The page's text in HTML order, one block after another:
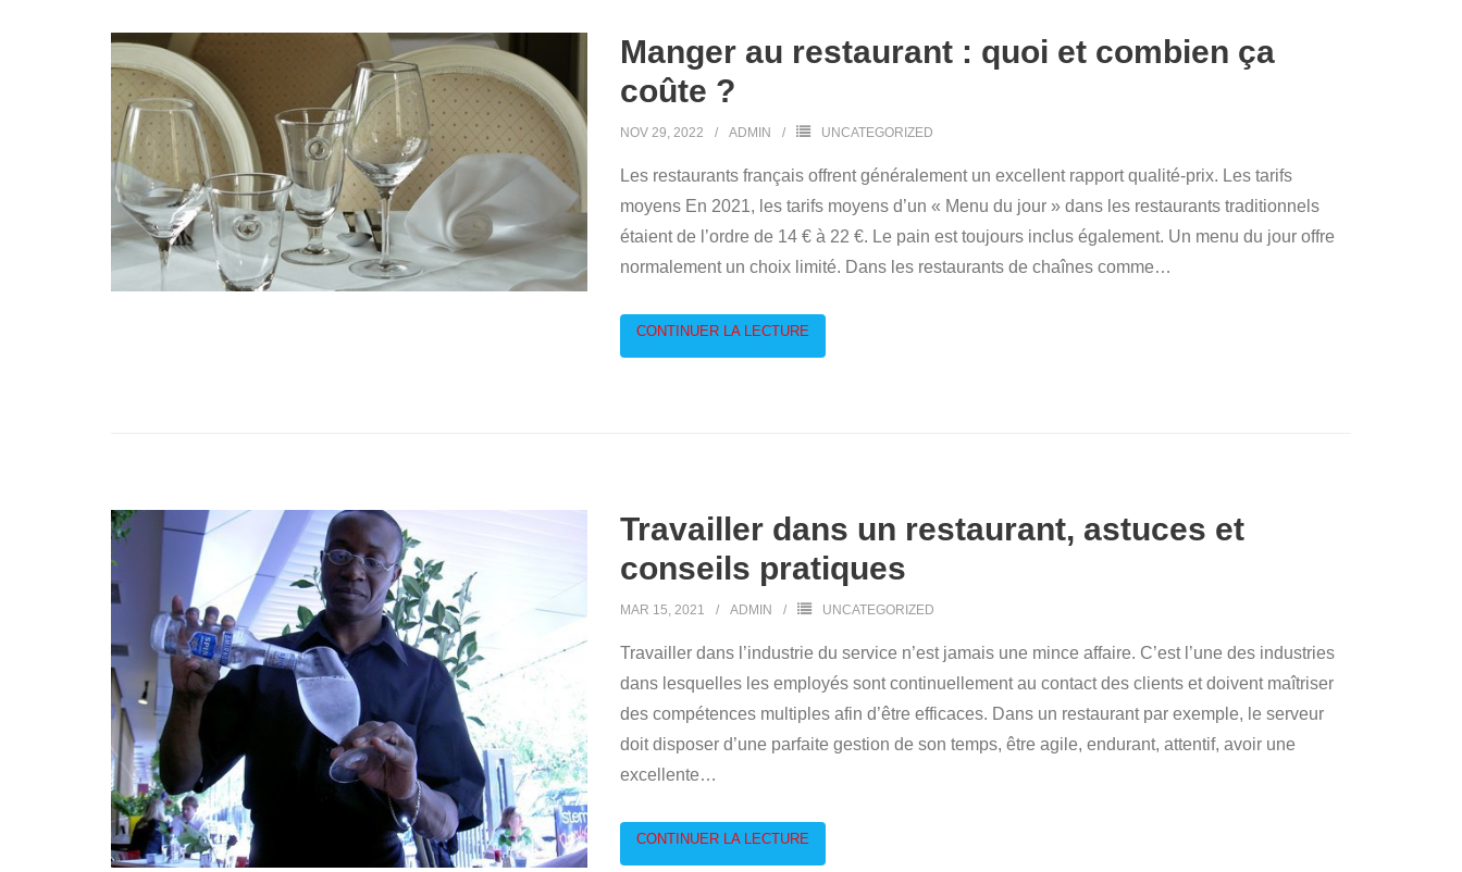
Manger au restaurant : quoi et combien ça
coûte ?
NOV 29, 2022 ADMIN UNCATEGORIZED
Les restaurants français offrent généralement un excellent rapport qualité-prix. Les tarifs
moyens En 2021, les tarifs moyens d’un « Menu du jour » dans les restaurants traditionnels
étaient de l’ordre de 14 € à 22 €. Le pain est toujours inclus également. Un menu du jour offre
normalement un choix limité. Dans les restaurants de chaînes comme…
Travailler dans un restaurant, astuces et
conseils pratiques
MAR 15, 2021 ADMIN UNCATEGORIZED
Travailler dans l’industrie du service n’est jamais une mince affaire. C’est l’une des industries
dans lesquelles les employés sont continuellement au contact des clients et doivent maîtriser
des compétences multiples afin d’être efficaces. Dans un restaurant par exemple, le serveur
doit disposer d’une parfaite gestion de son temps, être agile, endurant, attentif, avoir une
excellente…